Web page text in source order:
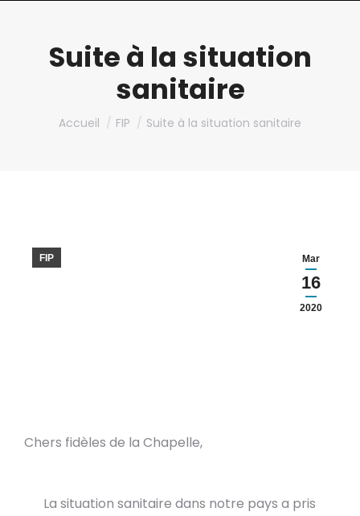
Suite à la situation
sanitaire
Vous êtes ici :
Accueil FIP Suite à la situation sanitaire
Mar
16
2020
FIP
Chers fidèles de la Chapelle,
La situation sanitaire dans notre pays a pris